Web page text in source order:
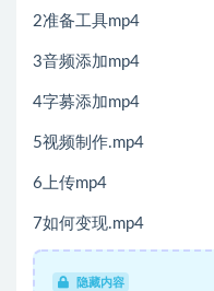
2准备工具mp4
3音频添加mp4
4字募添加mp4
5视频制作.mp4
6上传mp4
7如何变现.mp4
隐藏内容